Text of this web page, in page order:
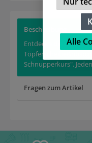
Beschreibung
Entdecke die Kunst
Schnupperkurs".
Fragen zum Artikel
Alle